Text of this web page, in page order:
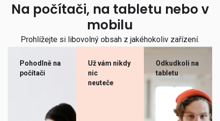
Na počítači, na tabletu nebo v
mobilu
Prohlížejte si libovolný obsah z jakéhokoliv zařízení.
Pohodlně na
počítači
Už vám nikdy
nic
neuteče
Odkudkoli na
tabletu